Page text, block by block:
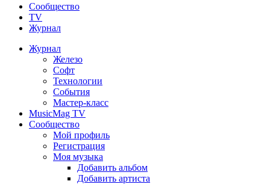
Сообщество
TV
Журнал
Журнал
Железо
Софт
Технологии
События
Мастер-класс
MusicMag TV
Сообщество
Мой профиль
Регистрация
Моя музыка
Добавить альбом
Добавить артиста